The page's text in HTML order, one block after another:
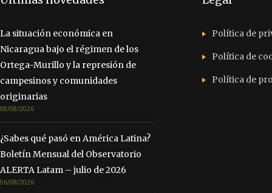
La situación económica en
Nicaragua bajo el régimen de los
Ortega-Murillo y la represión de
campesinos y comunidades
originarias
08/08/2026
¿Sabes qué pasó en América Latina?
Boletín Mensual del Observatorio
ALERTA Latam – julio de 2026
06/08/2026
Política de
Política de
Política de